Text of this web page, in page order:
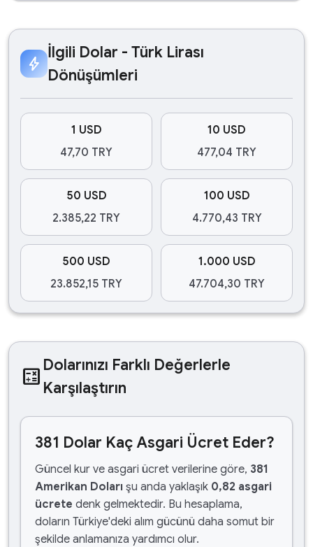
bolt
İlgili Dolar - Türk Lirası
Dönüşümleri
1 USD
47,70 TRY
10 USD
477,04 TRY
50 USD
2.385,22 TRY
100 USD
4.770,43 TRY
500 USD
23.852,15 TRY
1.000 USD
47.704,30 TRY
calculate Dolarınızı Farklı Değerlerle
Karşılaştırın
381 Dolar Kaç Asgari Ücret Eder?
Güncel kur ve asgari ücret verilerine göre, 381
Amerikan Doları şu anda yaklaşık 0,82 asgari
ücrete denk gelmektedir. Bu hesaplama,
doların Türkiye'deki alım gücünü daha somut bir
şekilde anlamanıza yardımcı olur.